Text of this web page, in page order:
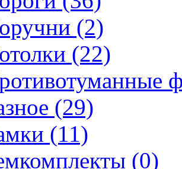
(2)
(22)
(29)
(11)
(0)